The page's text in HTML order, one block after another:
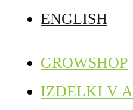
ENGLISH
GROWSHOP
IZDELKI V